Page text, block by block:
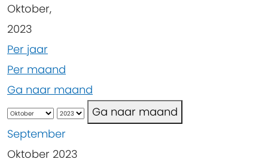
Oktober,
2023
Per jaar
Per maand
Ga naar maand
Ga naar maand
September
Oktober 2023